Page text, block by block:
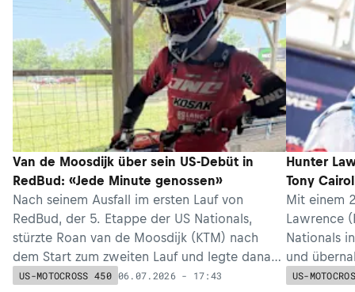
Van de Moosdijk über sein US-Debüt in
RedBud: «Jede Minute genossen»
Nach seinem Ausfall im ersten Lauf von
RedBud, der 5. Etappe der US Nationals,
stürzte Roan van de Moosdijk (KTM) nach
dem Start zum zweiten Lauf und legte danach
eine beeindruckende Aufholjagd hin.
US-MOTOCROSS 450 06.07.2026 - 17:43
Hunter
Tony
Mit einem
Lawrence
Nationals
und
US-